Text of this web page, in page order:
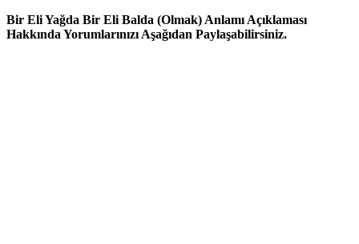
Bir Eli Yağda Bir Eli Balda (Olmak) Anlamı Açıklaması
Hakkında Yorumlarınızı Aşağıdan Paylaşabilirsiniz.